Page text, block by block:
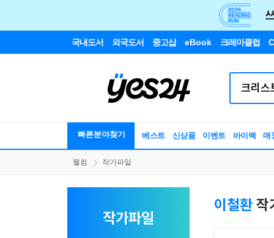
국내도서 외국도서 중고샵 eBook 크레마클럽
빠른분야찾기 베스트 신상품 이벤트 바이백 매
웰컴 작가파일
작가파일
이철환 작